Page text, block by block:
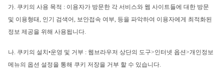
가. 쿠키의 사용 목적 : 이용자가 방문한 각 서비스와 웹 사이트들에 대한 방문
및 이용형태, 인기 검색어, 보안접속 여부, 등을 파악하여 이용자에게 최적화된
정보 제공을 위해 사용됩니다.
나. 쿠키의 설치•운영 및 거부 : 웹브라우저 상단의 도구>인터넷 옵션>개인정보
메뉴의 옵션 설정을 통해 쿠키 저장을 거부 할 수 있습니다.